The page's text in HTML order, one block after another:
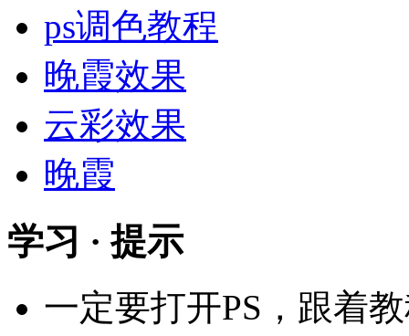
ps调色教程
晚霞效果
云彩效果
晚霞
学习 · 提示
一定要打开PS，跟着